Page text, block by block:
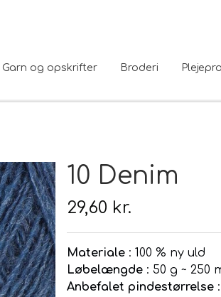
Garn og opskrifter Broderi
10 Denim
29,60 kr.
Materiale : 100 % ny uld
Løbelængde : 50 g ~ 250
Anbefalet pindestørrelse